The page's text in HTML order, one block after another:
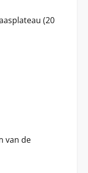
(20
van de